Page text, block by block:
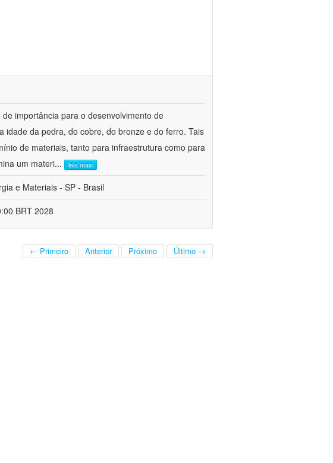
importância para o desenvolvimento de
idade da pedra, do cobre, do bronze e do ferro. Tais
de materiais, tanto para infraestrutura como para
um materi... leia mais
e Materiais - SP - Brasil
BRT 2028
← Primeiro Anterior Próximo Último →